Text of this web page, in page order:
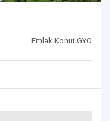
Emlak Konut GYO